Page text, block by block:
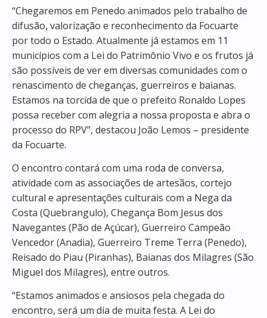
“Chegaremos em Penedo animados pelo trabalho de
difusão, valorização e reconhecimento da Focuarte
por todo o Estado. Atualmente já estamos em 11
municípios com a Lei do Patrimônio Vivo e os frutos já
são possíveis de ver em diversas comunidades com o
renascimento de cheganças, guerreiros e baianas.
Estamos na torcida de que o prefeito Ronaldo Lopes
possa receber com alegria a nossa proposta e abra o
processo do RPV”, destacou João Lemos – presidente
da Focuarte.
O encontro contará com uma roda de conversa,
atividade com as associações de artesãos, cortejo
cultural e apresentações culturais com a Nega da
Costa (Quebrangulo), Chegança Bom Jesus dos
Navegantes (Pão de Açúcar), Guerreiro Campeão
Vencedor (Anadia), Guerreiro Treme Terra (Penedo),
Reisado do Piau (Piranhas), Baianas dos Milagres (São
Miguel dos Milagres), entre outros.
“Estamos animados e ansiosos pela chegada do
encontro, será um dia de muita festa. A Lei do